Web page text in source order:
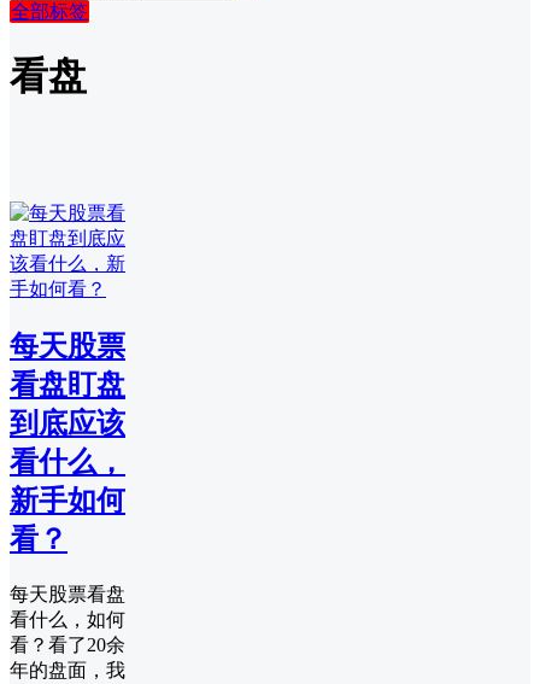
全部标签
看盘
每天股票
看盘盯盘
到底应该
看什么，
新手如何
看？
每天股票看盘
看什么，如何
看？看了20余
年的盘面，我